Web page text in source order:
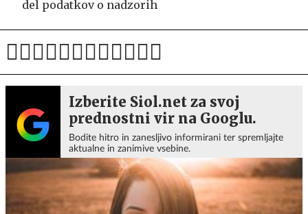
del podatkov o nadzorih
Izberite Siol.net za svoj
prednostni vir na Googlu.
Bodite hitro in zanesljivo informirani ter spremljajte
aktualne in zanimive vsebine.